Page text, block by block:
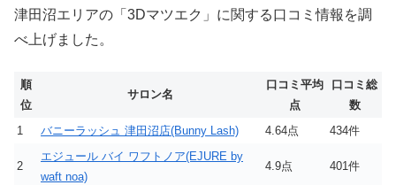
津田沼エリアの「3Dマツエク」に関する口コミ情報を調
べ上げました。
順
位
サロン名
口コミ平均
点
口コミ総
数
1
バニーラッシュ 津田沼店(Bunny Lash) 4.64点 434件
2
エジュール バイ ワフトノア(EJURE by
waft noa)
4.9点 401件